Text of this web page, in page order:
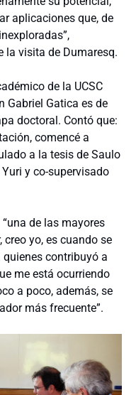
aplicaciones que, de
la visita de Dumaresq.
de la UCSC
Gabriel Gatica es de
doctoral. Contó que:
comencé a
a la tesis de Saulo
y co-supervisado
de las mayores
yo, es cuando se
contribuyó a
me está ocurriendo
a poco, además, se
más frecuente”.